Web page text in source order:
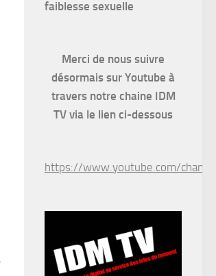
faiblesse sexuelle
Merci de nous suivre
désormais sur Youtube à
travers notre chaine IDM
TV via le lien ci-dessous
https://www.youtube.com/